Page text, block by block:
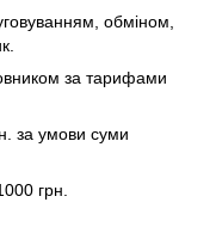
обміном,
за тарифами
за умови суми
грн.